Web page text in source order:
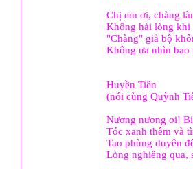
Chị em ơi, chàng
Không hài lòng khi
"Chàng" giả bộ
Không ưa nhìn bao
Huyền Tiên
(nói cùng Quỳnh
Nương nương ơi!
Tóc xanh thêm và
Tao phùng duyên
Lòng nghiêng qua,